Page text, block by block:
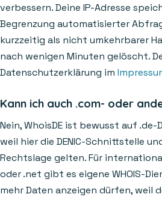
verbessern. Deine IP-Adresse
Begrenzung automatisierter
kurzzeitig als nicht umkehrbarer
nach wenigen Minuten gelöscht.
Datenschutzerklärung im
Kann ich auch .com- oder
Nein, WhoisDE ist bewusst auf
weil hier die DENIC-Schnittstelle
Rechtslage gelten. Für
oder .net gibt es eigene WHOIS-
mehr Daten anzeigen dürfen, weil